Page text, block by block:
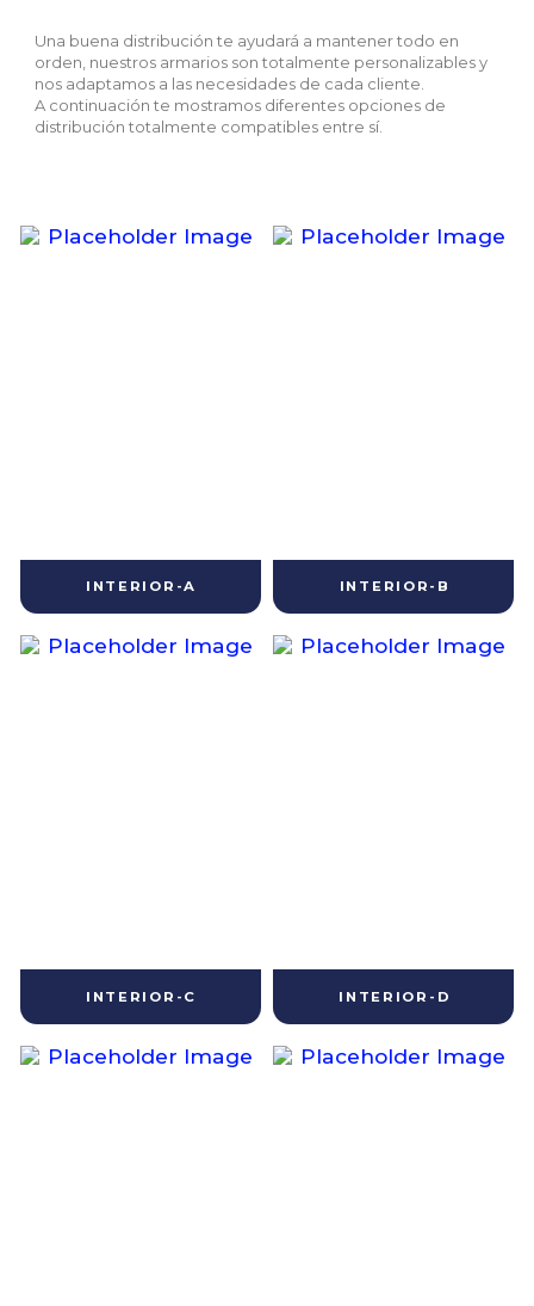
Una buena distribución te ayudará a mantener todo en
orden, nuestros armarios son totalmente personalizables y
nos adaptamos a las necesidades de cada cliente.
A continuación te mostramos diferentes opciones de
distribución totalmente compatibles entre sí.
INTERIOR-A INTERIOR-B
INTERIOR-C INTERIOR-D